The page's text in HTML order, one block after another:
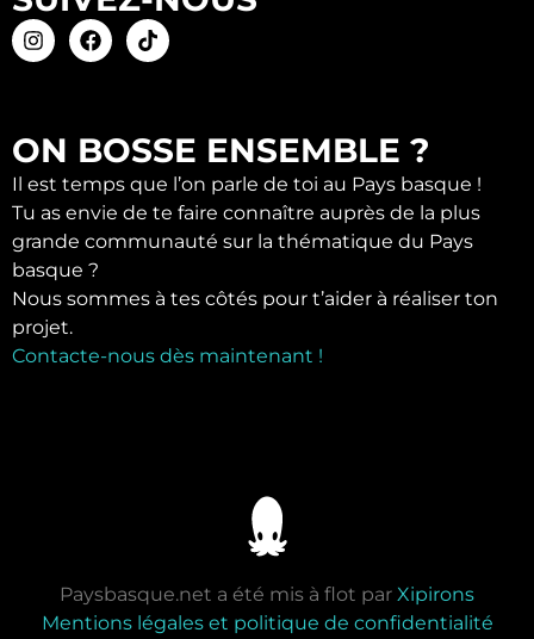
ON BOSSE ENSEMBLE ?
Il est temps que l’on parle de toi au Pays basque !
Tu as envie de te faire connaître auprès de la plus
grande communauté sur la thématique du Pays
basque ?
Nous sommes à tes côtés pour t’aider à réaliser ton
projet.
Contacte-nous dès maintenant !
Paysbasque.net a été mis à flot par Xipirons
Mentions légales et politique de confidentialité